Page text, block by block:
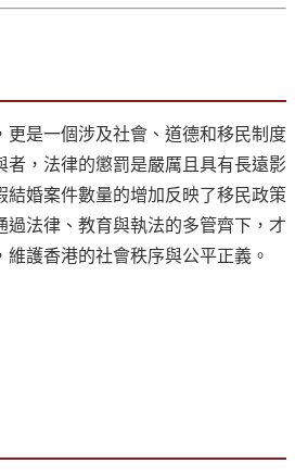
更是一個涉及社會、道德和移民制度
者，法律的懲罰是嚴厲且具有長遠影
結婚案件數量的增加反映了移民政策
過法律、教育與執法的多管齊下，才
護香港的社會秩序與公平正義。